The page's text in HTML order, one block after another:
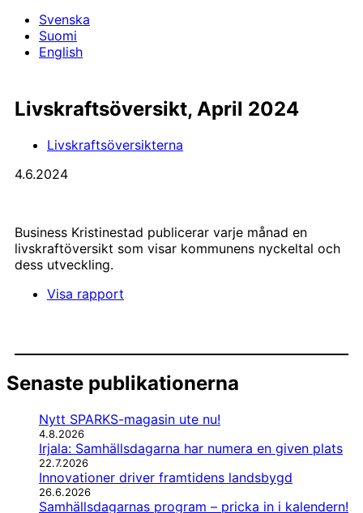
Svenska
Suomi
English
­Livskrafts­översikt, April 2024
Livskraftsöversikterna
4.6.2024
Business Kristinestad publicerar varje månad en
livskraftöversikt som visar kommunens nyckeltal och
dess utveckling.
Visa rapport
Senaste publikationerna
Nytt SPARKS-magasin ute nu!
4.8.2026
Irjala: Samhällsdagarna har numera en given plats
22.7.2026
Innovationer driver framtidens landsbygd
26.6.2026
Samhällsdagarnas program – pricka in i kalendern!